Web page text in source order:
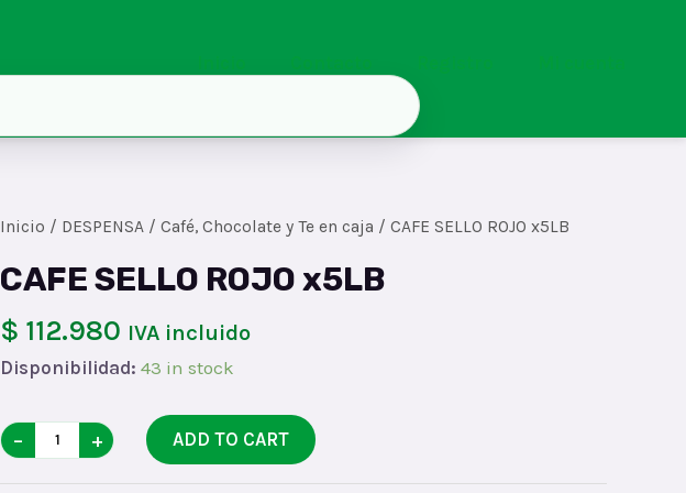
Inicio / DESPENSA / Café, Chocolate y Te en caja / CAFE SELLO ROJO x5LB
CAFE SELLO ROJO x5LB
$ 112.980 IVA incluido
Disponibilidad: 43 in stock
CAFE
SELLO
− + ADD TO CART